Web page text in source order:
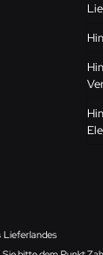
Lieferlandes